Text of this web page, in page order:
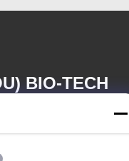
BIO-TECH